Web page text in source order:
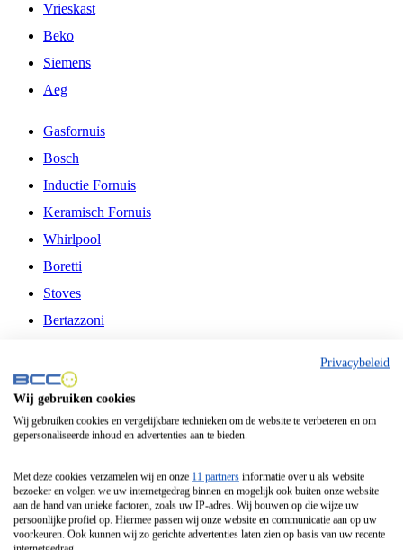
Vrieskast
Beko
Siemens
Aeg
Gasfornuis
Bosch
Inductie Fornuis
Keramisch Fornuis
Whirlpool
Boretti
Stoves
Bertazzoni
Fitelli
Airfryer
Frituurpan
Contactgrill
Broodbakmachine
Broodrooster
Privacybeleid
Wij gebruiken cookies
Wij gebruiken cookies en vergelijkbare technieken om de website te verbeteren en om
gepersonaliseerde inhoud en advertenties aan te bieden.
Met deze cookies verzamelen wij en onze 11 partners informatie over u als website
bezoeker en volgen we uw internetgedrag binnen en mogelijk ook buiten onze website
aan de hand van unieke factoren, zoals uw IP-adres. Wij bouwen op die wijze uw
persoonlijke profiel op. Hiermee passen wij onze website en communicatie aan op uw
voorkeuren. Ook kunnen wij zo gerichte advertenties laten zien op basis van uw recente